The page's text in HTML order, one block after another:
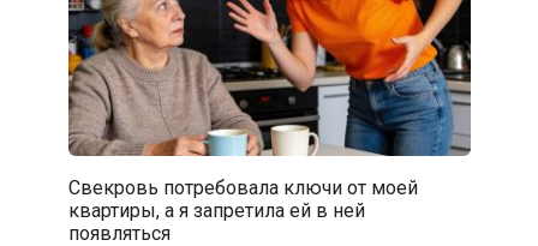
Свекровь потребовала ключи от моей
квартиры, а я запретила ей в ней
появляться